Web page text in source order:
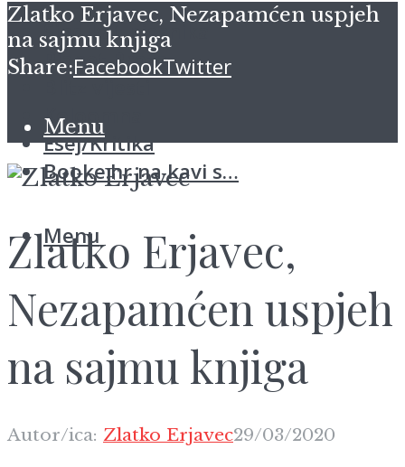
Sindikat pjesnika
Planet Proza
Blitz vijesti
Koloomna
Esej/Kritika
Booke.hr na kavi s…
Menu
Zlatko Erjavec, Nezapamćen uspjeh
na sajmu knjiga
Share:FacebookTwitter
Menu
Zlatko Erjavec,
Nezapamćen uspjeh
na sajmu knjiga
Autor/ica: Zlatko Erjavec29/03/2020